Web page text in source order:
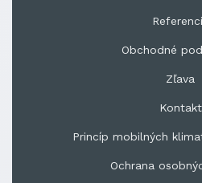
Obchodné
Zľava
Kontakt
Princíp mobilných
Ochrana